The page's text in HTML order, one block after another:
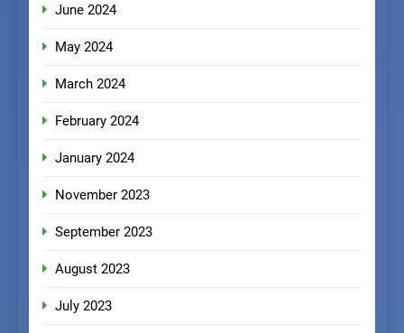
June 2024
May 2024
March 2024
February 2024
January 2024
November 2023
September 2023
August 2023
July 2023